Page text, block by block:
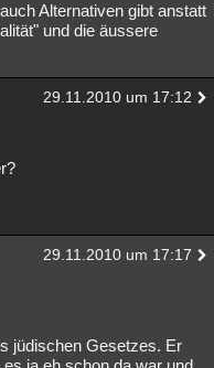
Alternativen gibt anstatt
und die äussere
29.11.2010 um 17:12
29.11.2010 um 17:17
jüdischen Gesetzes. Er